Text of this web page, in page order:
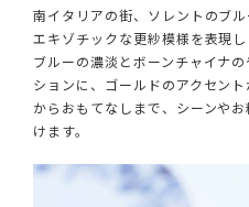
南イタリアの街、ソレントのブ
エキゾチックな更紗模様を表現し
ブルーの濃淡とボーンチャイナ
ションに、ゴールドのアクセン
からおもてなしまで、シーンや
けます。